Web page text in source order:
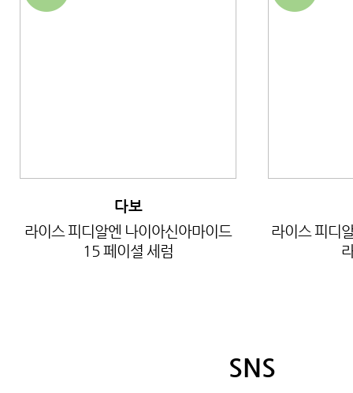
다보
라이스 피디알엔 나이아신아마이드
15 페이셜 세럼
라이스 피디
SNS